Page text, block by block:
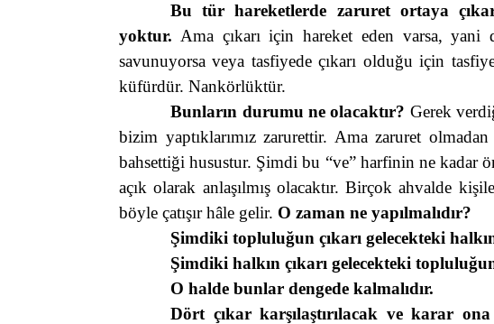
Bu tür hareketlerde zaruret ortaya
yoktur. Ama çıkarı için hareket eden varsa, yani
savunuyorsa veya tasfiyede çıkarı olduğu için
küfürdür. Nankörlüktür.
Bunların durumu ne olacaktır? Gerek
bizim yaptıklarımız zarurettir. Ama zaruret
bahsettiği husustur. Şimdi bu “ve” harfinin ne kadar
açık olarak anlaşılmış olacaktır. Birçok ahvalde
böyle çatışır hâle gelir. O zaman ne yapılmalıdır?
Şimdiki topluluğun çıkarı gelecekteki halkın
Şimdiki halkın çıkarı gelecekteki topluluğun
O halde bunlar dengede kalmalıdır.
Dört çıkar karşılaştırılacak ve karar